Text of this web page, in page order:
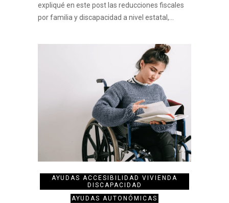
expliqué en este post las reducciones fiscales
por familia y discapacidad a nivel estatal,…
AYUDAS ACCESIBILIDAD VIVIENDA
DISCAPACIDAD
AYUDAS AUTONÓMICAS